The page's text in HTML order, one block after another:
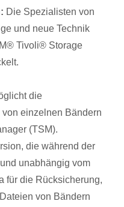
Die Spezialisten von
und neue Technik
Tivoli® Storage
die
einzelnen Bändern
(TSM).
die während der
unabhängig vom
für die Rücksicherung,
von Bändern